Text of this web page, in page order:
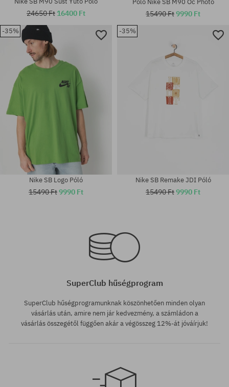
Elérhető méretek:
Elérhető méretek:
24650 Ft 16400 Ft
XL
Póló Nike SB M90 Oc Photo
15490 Ft9990 Ft
-35%
Nike SB Logo Póló
15490 Ft9990 Ft
-35%
Nike SB Remake JDI Póló
15490 Ft9990 Ft
SuperClub hűségprogram
SuperClub hűségprogramunknak köszönhetően minden olyan
vásárlás után, amire nem jár kedvezmény, a számládon a
vásárlás összegétől függően akár a végösszeg 12%-át jóváírjuk!